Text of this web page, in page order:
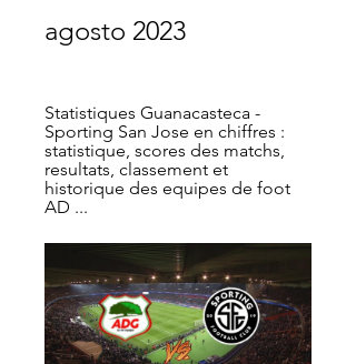
agosto 2023
Statistiques Guanacasteca -
Sporting San Jose en chiffres :
statistique, scores des matchs,
resultats, classement et
historique des equipes de foot
AD ...